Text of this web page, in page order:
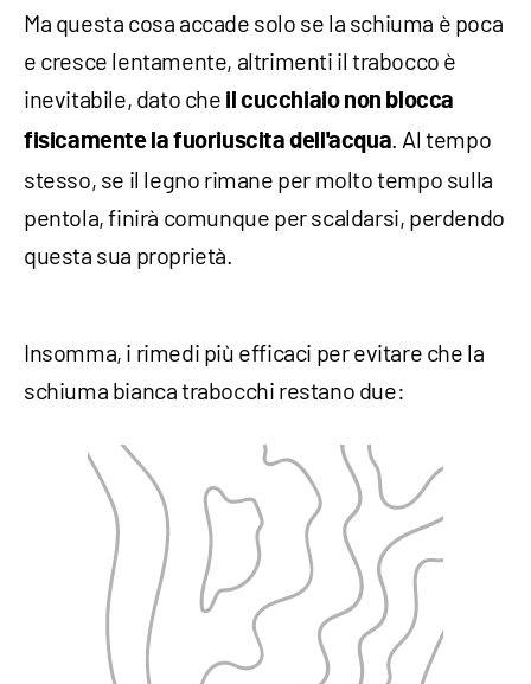
Ma questa cosa accade solo se la schiuma è poca
e cresce lentamente, altrimenti il trabocco è
inevitabile, dato che il cucchiaio non blocca
fisicamente la fuoriuscita dell'acqua. Al tempo
stesso, se il legno rimane per molto tempo sulla
pentola, finirà comunque per scaldarsi, perdendo
questa sua proprietà.
Insomma, i rimedi più efficaci per evitare che la
schiuma bianca trabocchi restano due: